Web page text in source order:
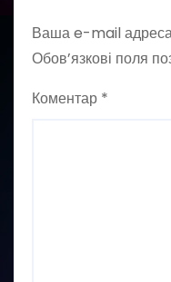
Ваша e-mail
Обов’язкові поля
Коментар *